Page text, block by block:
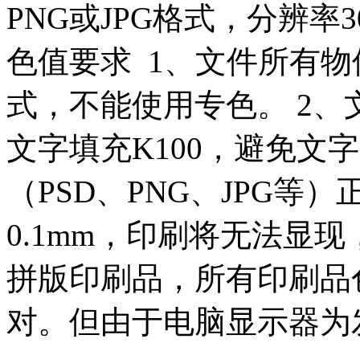
PNG或JPG格式，分辨
色值要求 1、文件所有
式，不能使用专色。 2
文字填充K100，避免文
（PSD、PNG、JPG等
0.1mm，印刷将无法显
拼版印刷品，所有印刷
对。但由于电脑显示器